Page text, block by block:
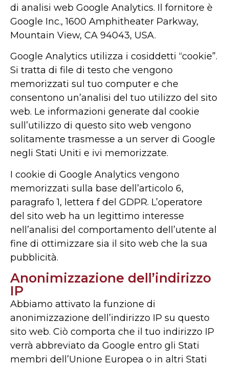
di analisi web Google Analytics. Il fornitore è
Google Inc., 1600 Amphitheater Parkway,
Mountain View, CA 94043, USA.
Google Analytics utilizza i cosiddetti “cookie”.
Si tratta di file di testo che vengono
memorizzati sul tuo computer e che
consentono un’analisi del tuo utilizzo del sito
web. Le informazioni generate dal cookie
sull’utilizzo di questo sito web vengono
solitamente trasmesse a un server di Google
negli Stati Uniti e ivi memorizzate.
I cookie di Google Analytics vengono
memorizzati sulla base dell’articolo 6,
paragrafo 1, lettera f del GDPR. L’operatore
del sito web ha un legittimo interesse
nell’analisi del comportamento dell’utente al
fine di ottimizzare sia il sito web che la sua
pubblicità.
Anonimizzazione dell’indirizzo
IP
Abbiamo attivato la funzione di
anonimizzazione dell’indirizzo IP su questo
sito web. Ciò comporta che il tuo indirizzo IP
verrà abbreviato da Google entro gli Stati
membri dell’Unione Europea o in altri Stati